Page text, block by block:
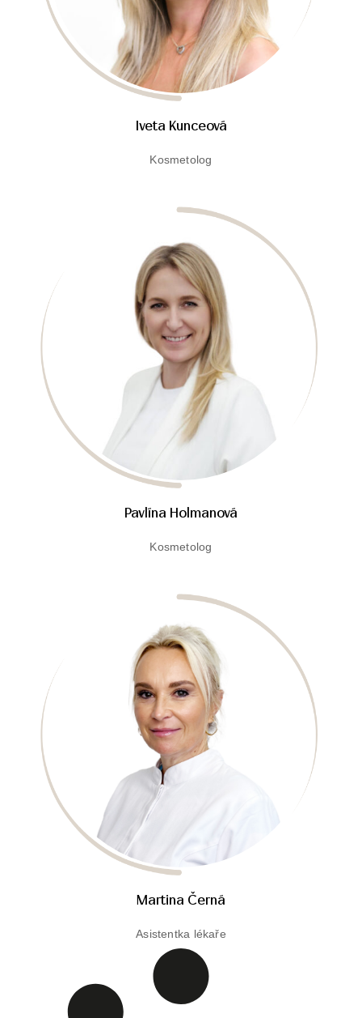
Iveta Kunceová
Kosmetolog
Pavlína Holmanová
Kosmetolog
Martina Černá
Asistentka lékaře